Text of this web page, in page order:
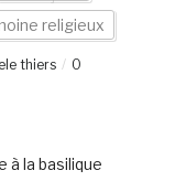
religieux
thiers
0
à la basilique